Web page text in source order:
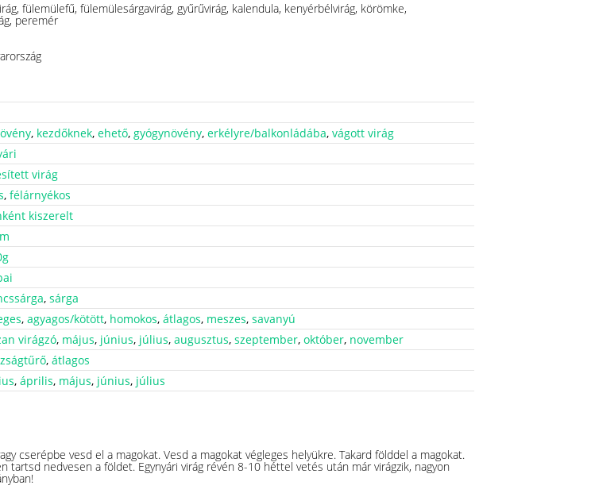
fülemülefű, fülemülesárgavirág, gyűrűvirág, kalendula, kenyérbélvirág, körömke,
peremér
, kezdőknek, ehető, gyógynövény, erkélyre/balkonládába, vágott virág
virág
, félárnyékos
kiszerelt
, sárga
, agyagos/kötött, homokos, átlagos, meszes, savanyú
virágzó, május, június, július, augusztus, szeptember, október, november
, átlagos
, április, május, június, július
cserépbe vesd el a magokat. Vesd a magokat végleges helyükre. Takard földdel a magokat.
tartsd nedvesen a földet. Egynyári virág révén 8-10 héttel vetés után már virágzik, nagyon